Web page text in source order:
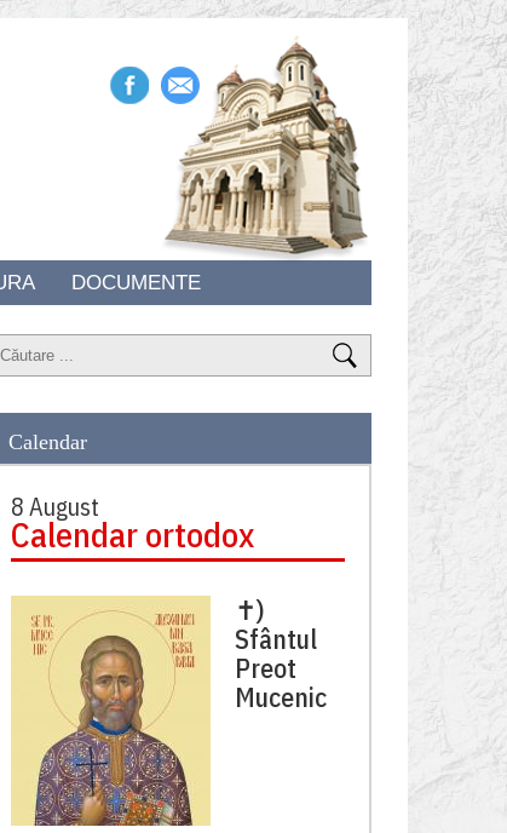
DOCUMENTE
Calendar
8 August
Calendar ortodox
✝)
Sfântul
Preot
Mucenic